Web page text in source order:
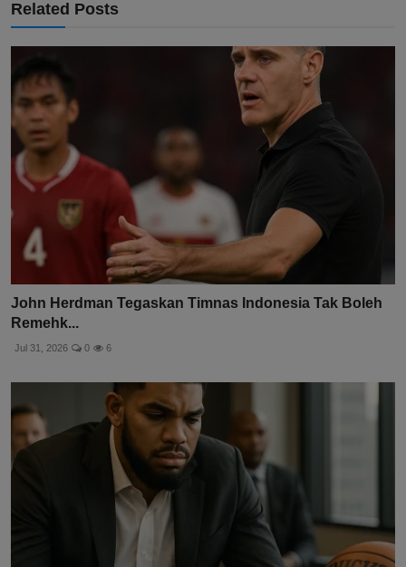
Related Posts
John Herdman Tegaskan Timnas Indonesia Tak Boleh
Remehk...
Jul 31, 2026 0 6